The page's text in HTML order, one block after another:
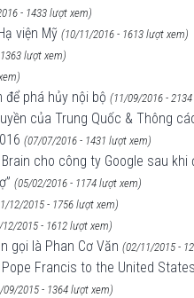
- 1433 lượt xem)
viện Mỹ (10/11/2016 - 1613 lượt xem)
lượt xem)
để phá hủy nội bộ (11/09/2016 -
của Trung Quốc & Thông
(07/07/2016 - 1431 lượt xem)
cho công ty Google sau
(05/02/2016 - 1174 lượt xem)
12/2015 - 1756 lượt xem)
2015 - 1612 lượt xem)
gọi là Phan Cơ Văn (02/11/2015 -
Francis to the United
09/2015 - 1364 lượt xem)